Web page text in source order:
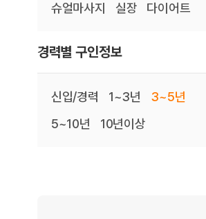
슈얼마사지
실장 다이어트
경력별 구인정보
신입/경력 1~3년
3~5년
5~10년
10년이상